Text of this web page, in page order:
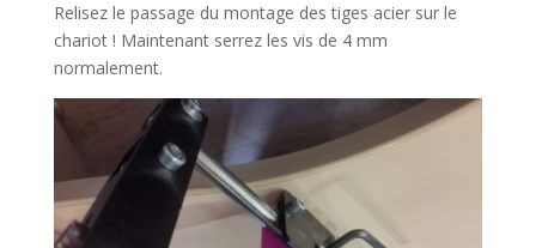
Relisez le passage du montage des tiges acier sur le
chariot ! Maintenant serrez les vis de 4 mm
normalement.